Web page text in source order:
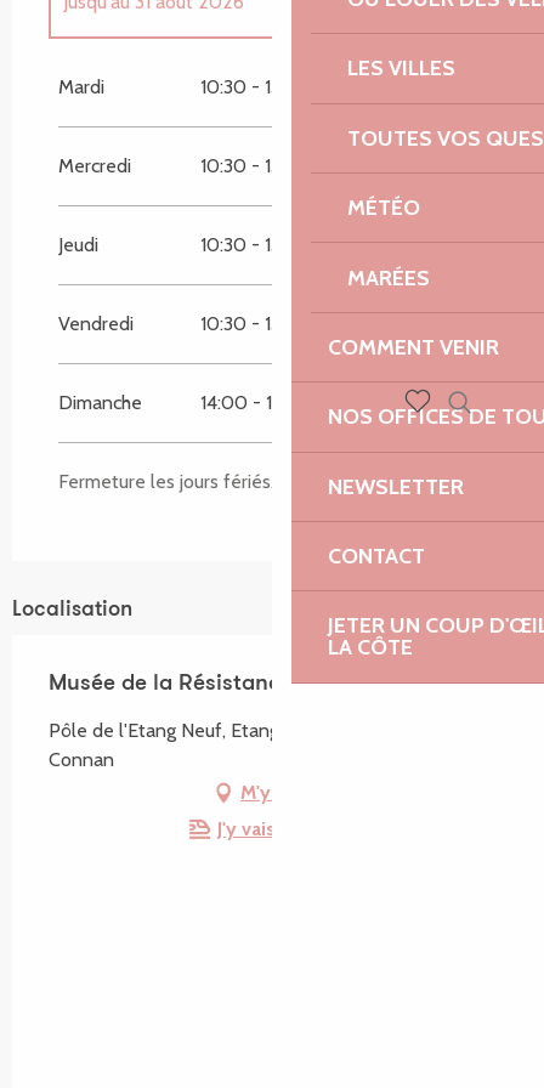
LES VILLES
TOUTES VOS
MÉTÉO
MARÉES
COMMENT VENIR
NOS OFFICES DE
NEWSLETTER
CONTACT
JETER UN COUP
LA CÔTE
30 octobre 2026
Mardi 10:30 - 13:00
Mercredi 10:30 - 13:00
Jeudi 10:30 - 13:00 14:00 - 18:00
Vendredi 10:30 - 13:00
Dimanche 14:00 - 18:00
Fermeture les jours fériés.
Localisation
Musée de la Résistance en Argoat
Pôle de l'Etang Neuf, Etang Neuf, 22480 Saint-
Connan
M'y rendre
J'y vais en train !